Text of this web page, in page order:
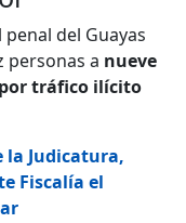
del Guayas
personas a nueve
tráfico ilícito
la Judicatura,
Fiscalía el